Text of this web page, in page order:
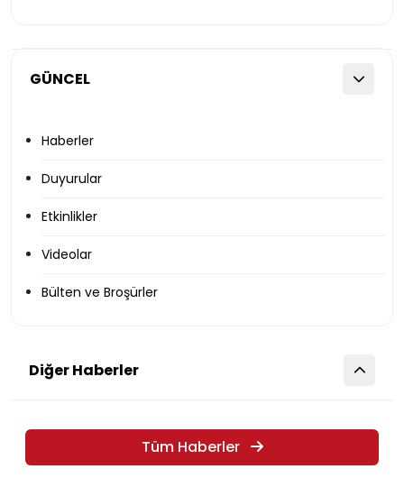
GÜNCEL
Haberler
Duyurular
Etkinlikler
Videolar
Bülten ve Broşürler
Diğer Haberler
Tüm Haberler